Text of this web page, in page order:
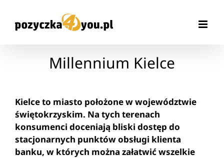
zawartości
Millennium Kielce
Kielce to miasto położone w województwie
świętokrzyskim. Na tych terenach
konsumenci doceniają bliski dostęp do
stacjonarnych punktów obsługi klienta
banku, w których można załatwić wszelkie